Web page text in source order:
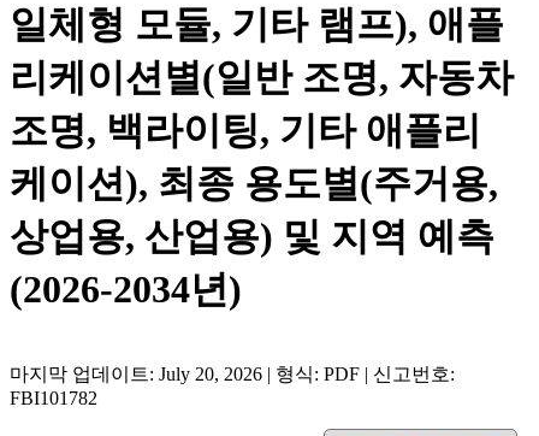
일체형 모듈, 기타 램프), 애플
리케이션별(일반 조명, 자동차
조명, 백라이팅, 기타 애플리
케이션), 최종 용도별(주거용,
상업용, 산업용) 및 지역 예측
(2026-2034년)
마지막 업데이트: July 20, 2026 | 형식: PDF | 신고번호:
FBI101782